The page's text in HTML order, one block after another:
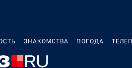
ЗНАКОМСТВА ПОГОДА